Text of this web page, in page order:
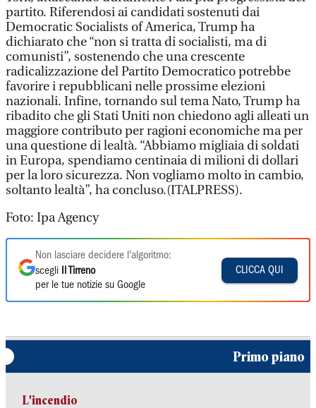
partito. Riferendosi ai candidati sostenuti dai
Democratic Socialists of America, Trump ha
dichiarato che “non si tratta di socialisti, ma di
comunisti”, sostenendo che una crescente
radicalizzazione del Partito Democratico potrebbe
favorire i repubblicani nelle prossime elezioni
nazionali. Infine, tornando sul tema Nato, Trump ha
ribadito che gli Stati Uniti non chiedono agli alleati un
maggiore contributo per ragioni economiche ma per
una questione di lealtà. “Abbiamo migliaia di soldati
in Europa, spendiamo centinaia di milioni di dollari
per la loro sicurezza. Non vogliamo molto in cambio,
soltanto lealtà”, ha concluso.(ITALPRESS).
Foto: Ipa Agency
Non lasciare decidere l'algoritmo:
scegli
Il Tirreno
per le tue notizie su Google
CLICCA QUI
Primo piano
L'incendio